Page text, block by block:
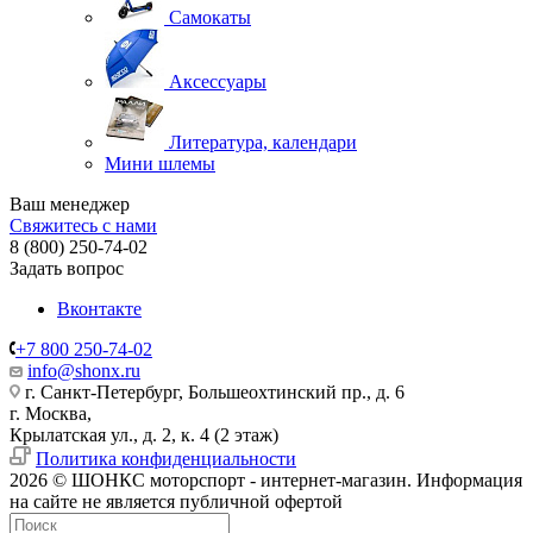
Самокаты
Аксессуары
Литература, календари
Мини шлемы
Ваш менеджер
Свяжитесь с нами
8 (800) 250-74-02
Задать вопрос
Вконтакте
+7 800 250-74-02
info@shonx.ru
г. Санкт-Петербург, Большеохтинский пр., д. 6
г. Москва,
Крылатская ул., д. 2, к. 4 (2 этаж)
Политика конфиденциальности
2026 © ШОНКС моторспорт - интернет-магазин. Информация
на сайте не является публичной офертой